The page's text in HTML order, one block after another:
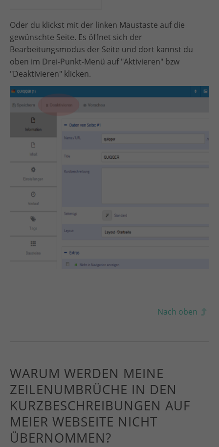
Oder du klickst mit der linken Maustaste auf die
gewünschte Seite. Es öffnet sich der
Bearbeitungsmodus der Seite und dort kannst du
oben im Drei-Punkt-Menü auf "Aktivieren" bzw
"Deaktivieren" klicken.
Nach oben
WARUM WERDEN MEINE
ZEILENUMBRÜCHE IN DEN
KURZBESCHREIBUNGEN AUF
MEIER WEBSEITE NICHT
ÜBERNOMMEN?